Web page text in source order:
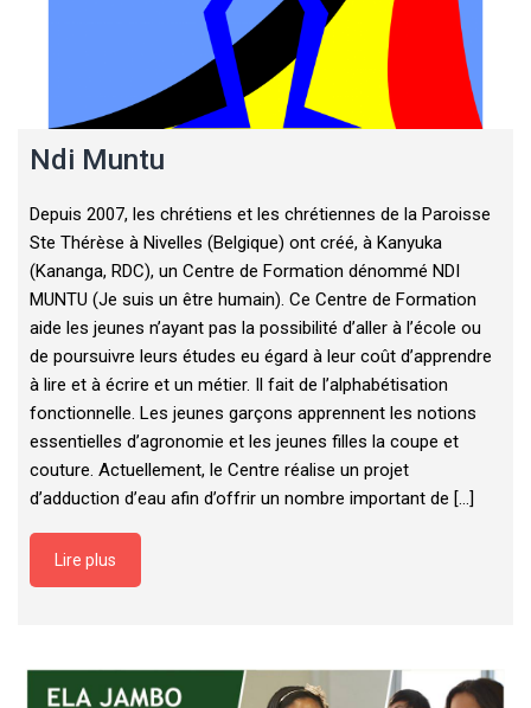
Ndi Muntu
Depuis 2007, les chrétiens et les chrétiennes de la Paroisse
Ste Thérèse à Nivelles (Belgique) ont créé, à Kanyuka
(Kananga, RDC), un Centre de Formation dénommé NDI
MUNTU (Je suis un être humain). Ce Centre de Formation
aide les jeunes n’ayant pas la possibilité d’aller à l’école ou
de poursuivre leurs études eu égard à leur coût d’apprendre
à lire et à écrire et un métier. Il fait de l’alphabétisation
fonctionnelle. Les jeunes garçons apprennent les notions
essentielles d’agronomie et les jeunes filles la coupe et
couture. Actuellement, le Centre réalise un projet
d’adduction d’eau afin d’offrir un nombre important de [...]
Lire plus